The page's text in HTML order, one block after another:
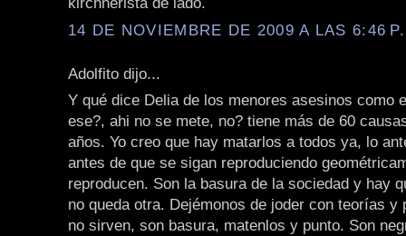
14 DE NOVIEMBRE DE 2009 A LAS 6:46
Adolfito dijo...
Y qué dice Delia de los menores asesinos como
ese?, ahi no se mete, no? tiene más de 60
años. Yo creo que hay matarlos a todos ya, lo
antes de que se sigan reproduciendo
reproducen. Son la basura de la sociedad y hay
no queda otra. Dejémonos de joder con teorías y
no sirven, son basura, matenlos y punto. Son